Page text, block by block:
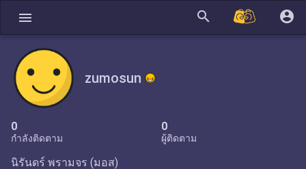
menu search account_circle
zumosun
0
กำลังติดตาม
0
ผู้ติดตาม
นิรันดร์ พรามจร (มอส)